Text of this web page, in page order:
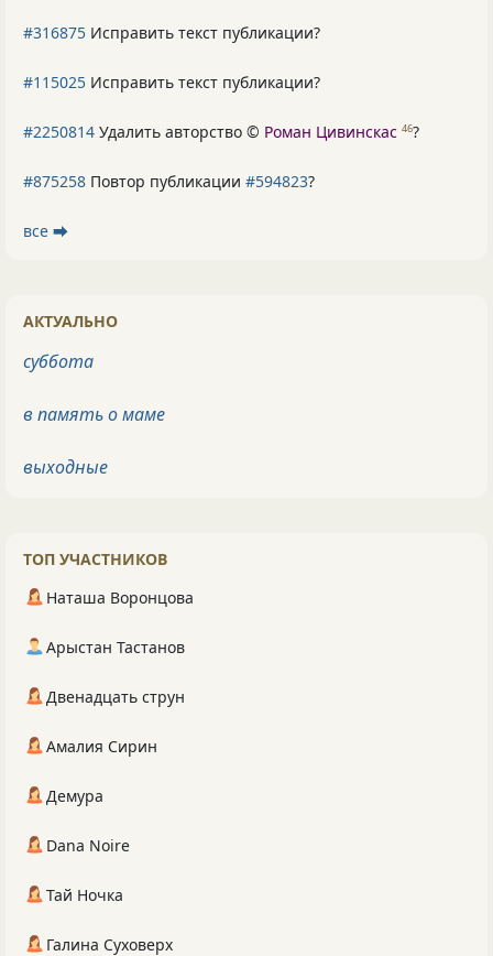
#316875 Исправить текст публикации?
#115025 Исправить текст публикации?
#2250814 Удалить авторство © Роман Цивинскас 46?
#875258 Повтор публикации #594823?
все ⮕
АКТУАЛЬНО
суббота
в память о маме
выходные
ТОП УЧАСТНИКОВ
Наташа Воронцова
Арыстан Тастанов
Двенадцать струн
Амалия Сирин
Демура
Dana Noire
Тай Ночка
Галина Суховерх